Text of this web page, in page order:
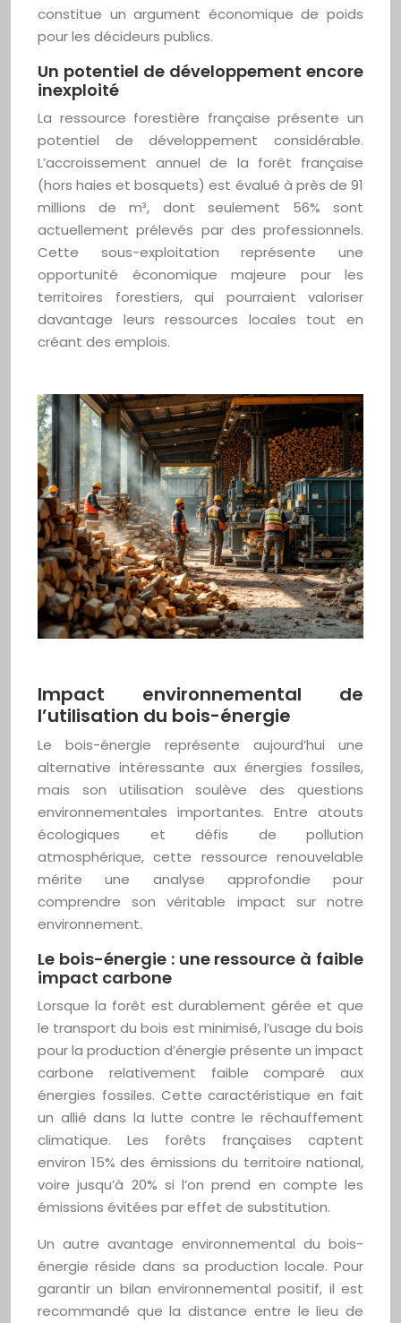
constitue un argument économique de poids
pour les décideurs publics.
Un potentiel de développement encore
inexploité
La ressource forestière française présente un
potentiel de développement considérable.
L’accroissement annuel de la forêt française
(hors haies et bosquets) est évalué à près de 91
millions de m³, dont seulement 56% sont
actuellement prélevés par des professionnels.
Cette sous-exploitation représente une
opportunité économique majeure pour les
territoires forestiers, qui pourraient valoriser
davantage leurs ressources locales tout en
créant des emplois.
Impact environnemental de
l’utilisation du bois-énergie
Le bois-énergie représente aujourd’hui une
alternative intéressante aux énergies fossiles,
mais son utilisation soulève des questions
environnementales importantes. Entre atouts
écologiques et défis de pollution
atmosphérique, cette ressource renouvelable
mérite une analyse approfondie pour
comprendre son véritable impact sur notre
environnement.
Le bois-énergie : une ressource à faible
impact carbone
Lorsque la forêt est durablement gérée et que
le transport du bois est minimisé, l’usage du bois
pour la production d’énergie présente un impact
carbone relativement faible comparé aux
énergies fossiles. Cette caractéristique en fait
un allié dans la lutte contre le réchauffement
climatique. Les forêts françaises captent
environ 15% des émissions du territoire national,
voire jusqu’à 20% si l’on prend en compte les
émissions évitées par effet de substitution.
Un autre avantage environnemental du bois-
énergie réside dans sa production locale. Pour
garantir un bilan environnemental positif, il est
recommandé que la distance entre le lieu de